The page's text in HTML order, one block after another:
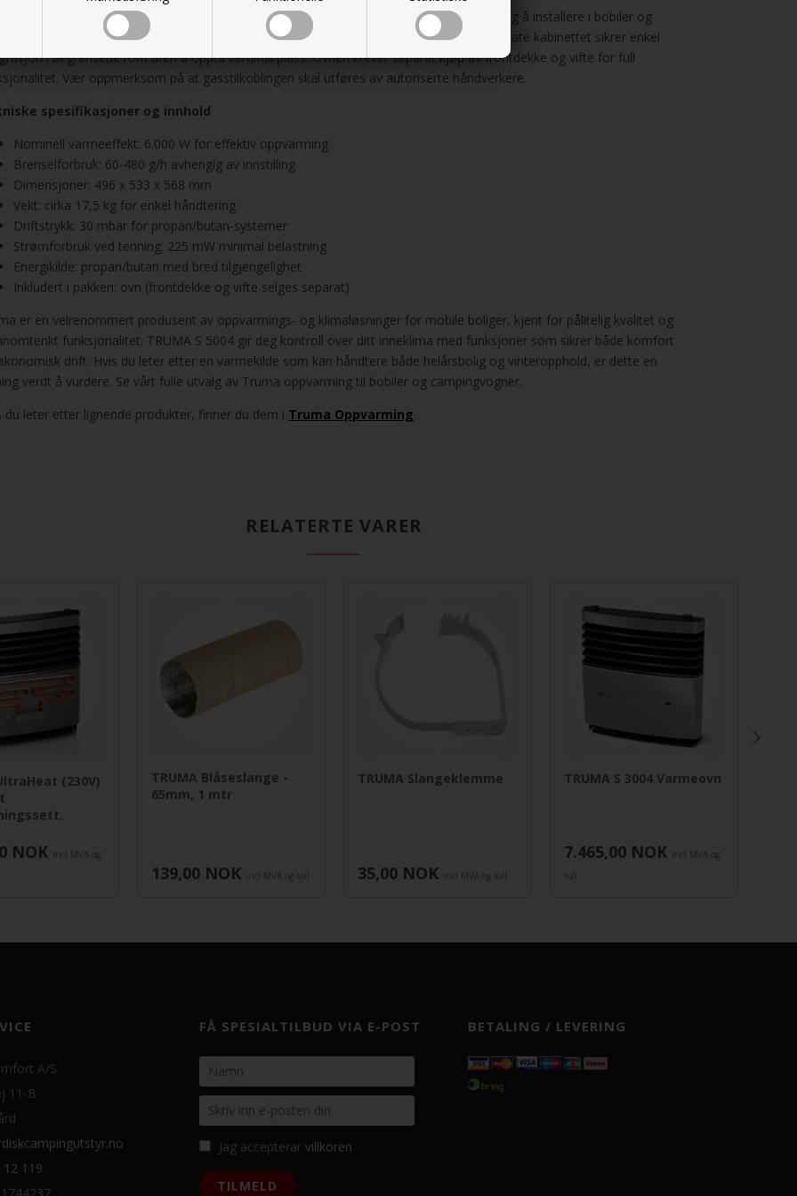
S 5004 måler 496 x 533 x 568 mm og veier cirka 17,5 kg, noe som gjør den håndterlig å installere i bobiler og
Driftstrykket er 30 mbar, som er standard for propan/butan-systemer. Det flate kabinettet sikrer enkel
i begrensede rom uten å oppta verdifull plass. Ovnen krever separat kjøp av frontdekke og vifte for full
Vær oppmerksom på at gasstilkoblingen skal utføres av autoriserte håndverkere.
spesifikasjoner og innhold
Nominell varmeeffekt: 6.000 W for effektiv oppvarming
Brenselforbruk: 60-480 g/h avhengig av innstilling
Dimensjoner: 496 x 533 x 568 mm
Vekt: cirka 17,5 kg for enkel håndtering
Driftstrykk: 30 mbar for propan/butan-systemer
Strømforbruk ved tenning: 225 mW minimal belastning
Energikilde: propan/butan med bred tilgjengelighet
Inkludert i pakken: ovn (frontdekke og vifte selges separat)
er en velrenommert produsent av oppvarmings- og klimaløsninger for mobile boliger, kjent for pålitelig kvalitet og
funksjonalitet. TRUMA S 5004 gir deg kontroll over ditt inneklima med funksjoner som sikrer både komfort
drift. Hvis du leter etter en varmekilde som kan håndtere både helårsbolig og vinteropphold, er dette en
verdt å vurdere. Se vårt fulle utvalg av Truma oppvarming til bobiler og campingvogner.
du leter etter lignende produkter, finner du dem i Truma Oppvarming.
RELATERTE VARER
(230V)
NOK
incl MVA og
TRUMA Blåseslange -
65mm, 1 mtr
139,00 NOK incl MVA og toll
TRUMA Slangeklemme
35,00 NOK incl MVA og toll
TRUMA S 3004 Varmeovn
7.465,00 NOK
incl MVA og
toll
A/S
11-B
12 119
FÅ SPESIALTILBUD VIA E-POST
Jag accepterar villkoren
BETALING / LEVERING